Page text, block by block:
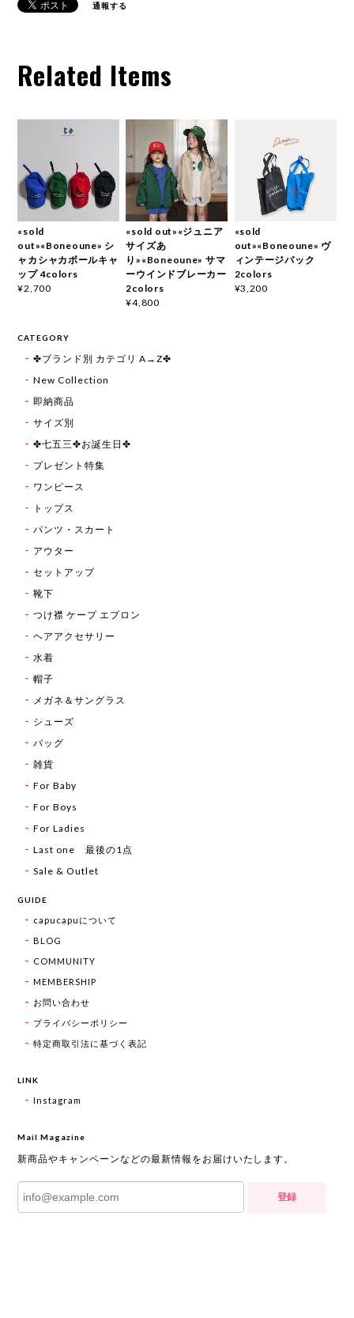
通報する
Related Items
«sold
out»«Boneoune» シ
ャカシャカボールキャ
ップ 4colors
¥2,700
«sold out»«ジュニア
サイズあ
り»«Boneoune» サマ
ーウインドブレーカー
2colors
¥4,800
«sold
out»«Boneoune» ヴ
ィンテージバック
2colors
¥3,200
CATEGORY
✤ブランド別 カテゴリ A→Z✤
New Collection
即納商品
サイズ別
✤七五三✤お誕生日✤
プレゼント特集
ワンピース
トップス
パンツ・スカート
アウター
セットアップ
靴下
つけ襟 ケープ エプロン
ヘアアクセサリー
水着
帽子
メガネ＆サングラス
シューズ
バッグ
雑貨
For Baby
For Boys
For Ladies
Last one 最後の1点
Sale & Outlet
GUIDE
capucapuについて
BLOG
COMMUNITY
MEMBERSHIP
お問い合わせ
プライバシーポリシー
特定商取引法に基づく表記
LINK
Instagram
Mail Magazine
新商品やキャンペーンなどの最新情報をお届けいたします。
登録